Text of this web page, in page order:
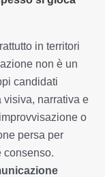
in territori
non è un
candidati
visiva, narrativa e
o
persa per
consenso.